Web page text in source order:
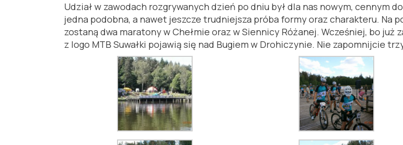
Udział w zawodach rozgrywanych dzień po dniu był dla nas nowym, cennym
jedna podobna, a nawet jeszcze trudniejsza próba formy oraz charakteru. Na
zostaną dwa maratony w Chełmie oraz w Siennicy Różanej. Wcześniej, bo już
z logo MTB Suwałki pojawią się nad Bugiem w Drohiczynie. Nie zapomnijcie